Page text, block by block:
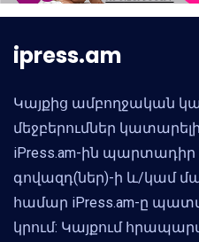
ipress.am
Կայքից ամբողջական
մեջբերումներ
iPress.am-ին պարտադիր
գովազդ(ներ)-ի և/կամ
համար iPress.am-ը
կրում: Կայքում